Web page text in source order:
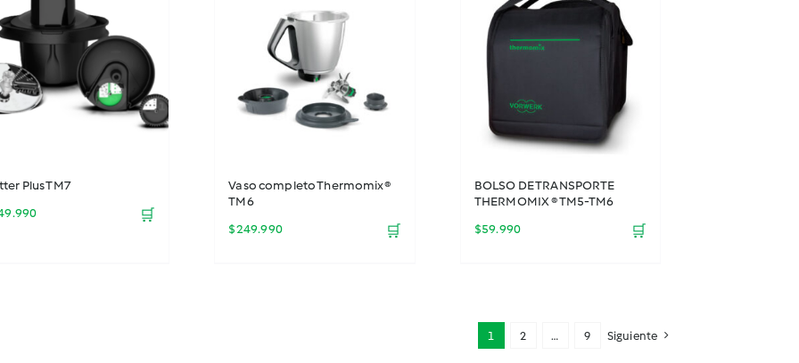
Plus TM7
🛒
Vaso completo Thermomix®
TM6
$249.990 🛒
BOLSO DE TRANSPORTE
THERMOMIX ® TM5-TM6
$59.990 🛒
1 2 … 9 Siguiente